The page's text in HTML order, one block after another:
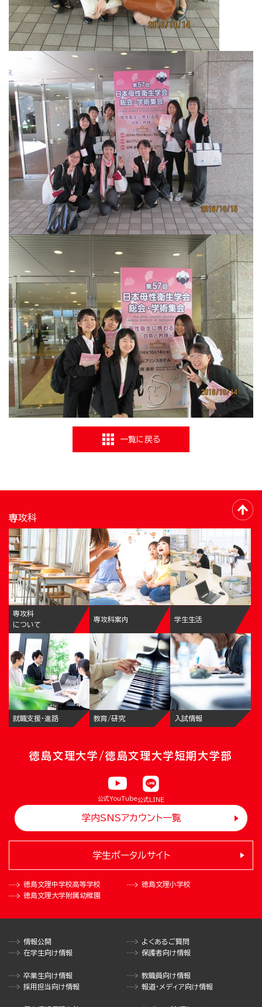
一覧に戻る
専攻科
専攻科
について
専攻科案内 学生生活
就職支援・進路 教育/研究 入試情報
徳島文理大学/徳島文理大学短期大学部
公式YouTube公式LINE
学内SNSアカウント一覧
徳島文理中学校高等学校
徳島文理小学校
徳島文理大学附属幼稚園
学生ポータルサイト
情報公開
よくあるご質問
在学生向け情報
保護者向け情報
卒業生向け情報
教職員向け情報
採用担当向け情報
報道・メディア向け情報